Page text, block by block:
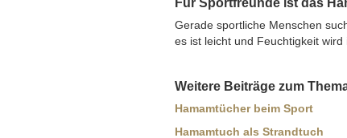
Für Sportfreunde ist das
Gerade sportliche Menschen
es ist leicht und Feuchtigkeit
Weitere Beiträge zum
Hamamtücher beim Sport
Hamamtuch als Strandtuch